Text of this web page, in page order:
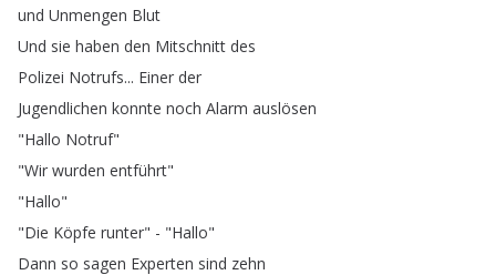
und Unmengen Blut
Und sie haben den Mitschnitt des
Polizei Notrufs... Einer der
Jugendlichen konnte noch Alarm auslösen
"Hallo Notruf"
"Wir wurden entführt"
"Hallo"
"Die Köpfe runter" - "Hallo"
Dann so sagen Experten sind zehn